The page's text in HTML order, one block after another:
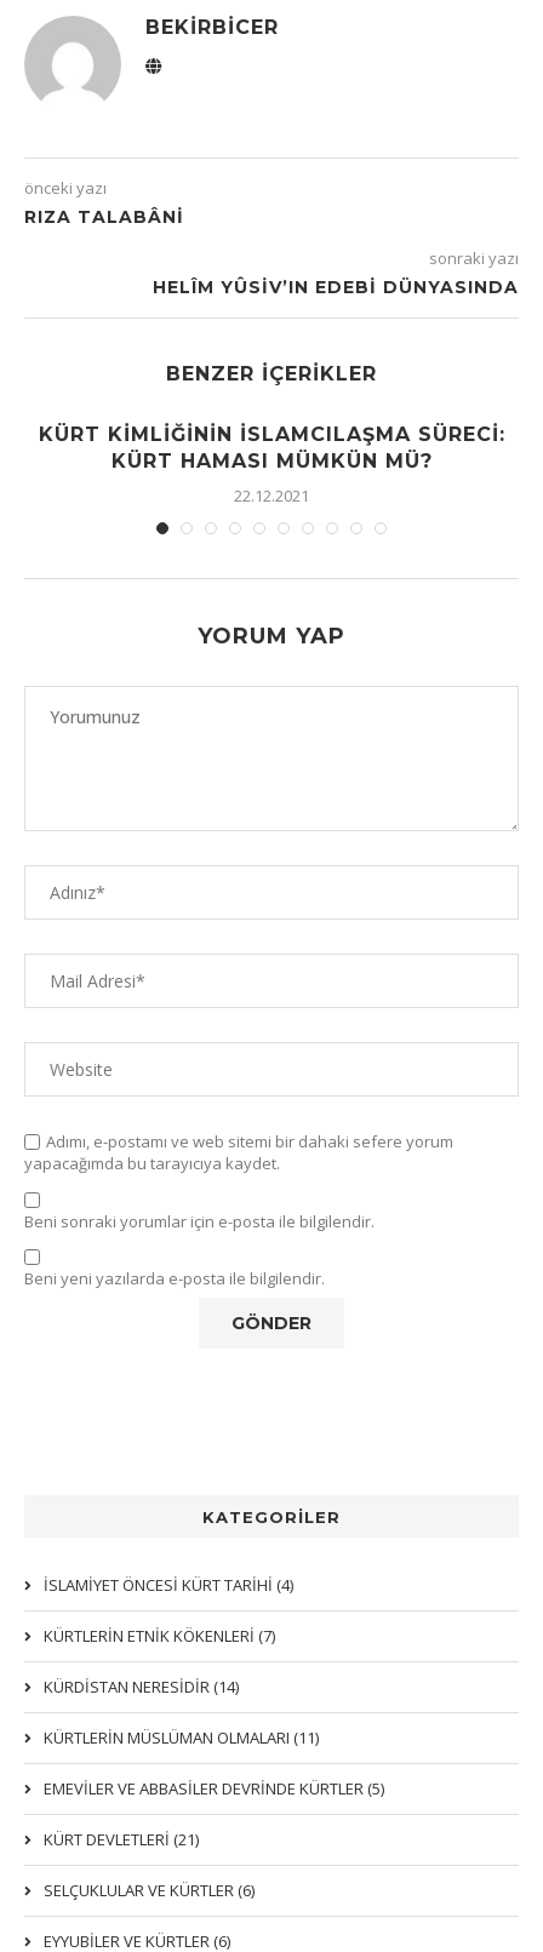
BEKIRBICER
önceki yazı
RIZA TALABÂNI
sonraki yazı
HELÎM YÛSİV’IN EDEBİ DÜNYASINDA
BENZER İÇERIKLER
KÜRT KIMLIĞININ İSLAMCILAŞMA SÜRECI:
KÜRT HAMASI MÜMKÜN MÜ?
22.12.2021
YORUM YAP
Adımı, e-postamı ve web sitemi bir dahaki sefere yorum
yapacağımda bu tarayıcıya kaydet.
Beni sonraki yorumlar için e-posta ile bilgilendir.
Beni yeni yazılarda e-posta ile bilgilendir.
KATEGORİLER
İSLAMİYET ÖNCESİ KÜRT TARİHİ (4)
KÜRTLERIN ETNIK KÖKENLERI (7)
KÜRDİSTAN NERESİDİR (14)
KÜRTLERİN MÜSLÜMAN OLMALARI (11)
EMEVİLER VE ABBASİLER DEVRİNDE KÜRTLER (5)
KÜRT DEVLETLERİ (21)
SELÇUKLULAR VE KÜRTLER (6)
EYYUBİLER VE KÜRTLER (6)